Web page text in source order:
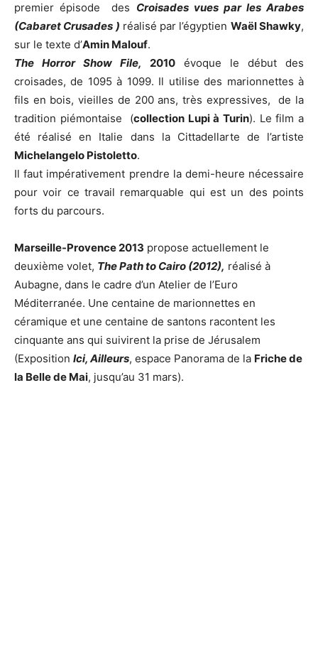
premier épisode des Croisades vues par les Arabes
(Cabaret Crusades ) réalisé par l’égyptien Waël Shawky,
sur le texte d’Amin Malouf.
The Horror Show File,
2010 évoque le début des
croisades, de 1095 à 1099. Il utilise des marionnettes à
fils en bois, vieilles de 200 ans, très expressives, de la
tradition piémontaise (collection Lupi à Turin). Le film a
été réalisé en Italie dans la Cittadellarte de l’artiste
Michelangelo Pistoletto.
Il faut impérativement prendre la demi-heure nécessaire
pour voir ce travail remarquable qui est un des points
forts du parcours.
Marseille-Provence 2013 propose actuellement le
deuxième volet, The Path to Cairo (2012), réalisé à
Aubagne, dans le cadre d’un Atelier de l’Euro
Méditerranée. Une centaine de marionnettes en
céramique et une centaine de santons racontent les
cinquante ans qui suivirent la prise de Jérusalem
(Exposition Ici, Ailleurs, espace Panorama de la Friche de
la Belle de Mai, jusqu’au 31 mars).